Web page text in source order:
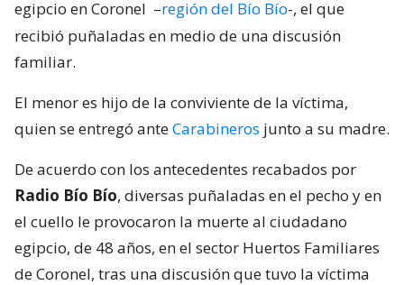
egipcio en Coronel –región del Bío Bío-, el que
recibió puñaladas en medio de una discusión
familiar.
El menor es hijo de la conviviente de la víctima,
quien se entregó anteCarabineros junto a su madre.
De acuerdo con los antecedentes recabados por
Radio Bío Bío, diversas puñaladas en el pecho y en
el cuello le provocaron la muerte al ciudadano
egipcio, de 48 años, en el sector Huertos Familiares
de Coronel, tras una discusión que tuvo la víctima